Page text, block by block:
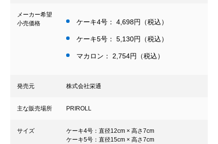
メーカー希望
小売価格
ケーキ4号： 4,698円（税込）
ケーキ5号： 5,130円（税込）
マカロン： 2,754円（税込）
発売元 株式会社栄通
主な販売場所 PRIROLL
サイズ
ケーキ4号：直径12cm × 高さ7cm
ケーキ5号：直径15cm × 高さ7cm